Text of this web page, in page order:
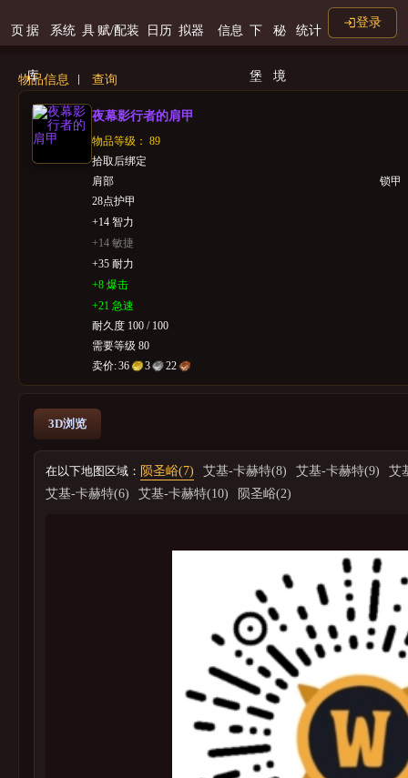
页 据
库
系统 具 赋/配装 日历 拟器 信息 下
堡
秘
境
统计
登录
物品信息 查询
夜幕影行者的肩甲
物品等级： 89
拾取后绑定
肩部
锁甲
28点护甲
+14 智力
+14 敏捷
+35 耐力
+8 爆击
+21 急速
耐久度 100 / 100
需要等级 80
卖价:36 3 22
3D浏览
在以下地图区域： 陨圣峪(7) 艾基-卡赫特(8) 艾基-卡赫特(9)
艾
艾基-卡赫特(6)
艾基-卡赫特(10) 陨圣峪(2)